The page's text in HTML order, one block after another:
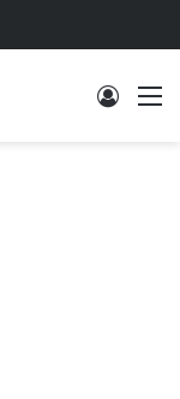
Log In